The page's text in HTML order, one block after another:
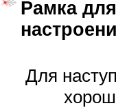
Рамка
Для